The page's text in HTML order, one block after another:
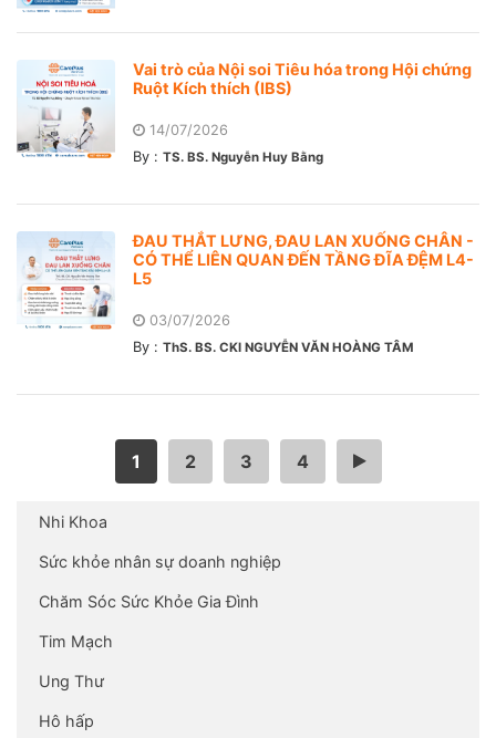
Vai trò của Nội soi Tiêu hóa trong Hội chứng
Ruột Kích thích (IBS)
14/07/2026
By : TS. BS. Nguyễn Huy Bằng
ĐAU THẮT LƯNG, ĐAU LAN XUỐNG CHÂN -
CÓ THỂ LIÊN QUAN ĐẾN TẦNG ĐĨA ĐỆM L4-
L5
03/07/2026
By : ThS. BS. CKI NGUYỄN VĂN HOÀNG TÂM
1 2 3 4 …
Nhi Khoa
Sức khỏe nhân sự doanh nghiệp
Chăm Sóc Sức Khỏe Gia Đình
Tim Mạch
Ung Thư
Hô hấp